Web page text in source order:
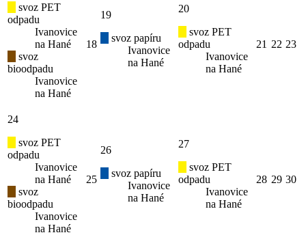
svoz PET
odpadu
Ivanovice
na Hané
svoz
bioodpadu
Ivanovice
na Hané
18
19
svoz papíru
Ivanovice
na Hané
20
svoz PET
odpadu
Ivanovice
na Hané
21 22 23
24
svoz PET
odpadu
Ivanovice
na Hané
svoz
bioodpadu
Ivanovice
na Hané
25
26
svoz papíru
Ivanovice
na Hané
27
svoz PET
odpadu
Ivanovice
na Hané
28 29 30